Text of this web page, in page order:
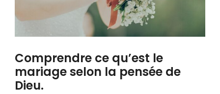
Comprendre ce qu’est le
mariage selon la pensée de
Dieu.